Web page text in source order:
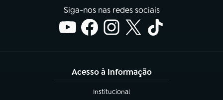
Siga-nos nas redes sociais
Acesso à Informação
Institucional
(abre em nova aba)